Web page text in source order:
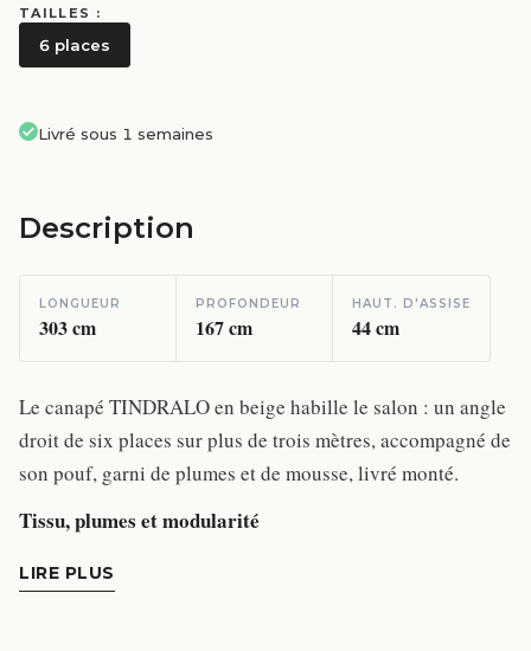
TAILLES :
6 places
Livré sous 1 semaines
Description
LONGUEUR
303cm
PROFONDEUR
167cm
HAUT. D'ASSISE
44cm
Le canapé TINDRALO en beige habille le salon : un angle
droit de six places sur plus de trois mètres, accompagné de
son pouf, garni de plumes et de mousse, livré monté.
Tissu, plumes et modularité
LIRE PLUS